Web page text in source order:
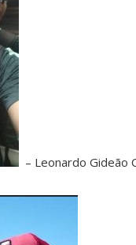
– Leonardo Gideão